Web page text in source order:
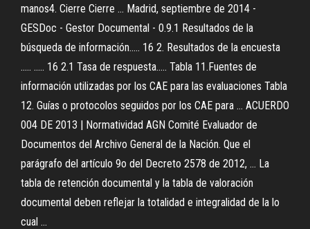
manos4. Cierre Cierre ... Madrid, septiembre de 2014 -
GESDoc - Gestor Documental - 0.9.1 Resultados de la
búsqueda de información..... 16 2. Resultados de la encuesta
..... ..... 16 2.1 Tasa de respuesta..... Tabla 11.Fuentes de
información utilizadas por los CAE para las evaluaciones Tabla
12. Guías o protocolos seguidos por los CAE para ... ACUERDO
004 DE 2013 | Normatividad AGN Comité Evaluador de
Documentos del Archivo General de la Nación. Que el
parágrafo del artículo 9o del Decreto 2578 de 2012, ... La
tabla de retención documental y la tabla de valoración
documental deben reflejar la totalidad e integralidad de la lo
cual ...